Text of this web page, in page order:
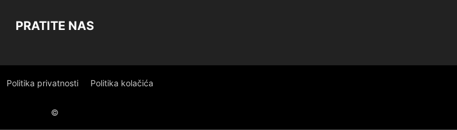
PRATITE NAS
Politika privatnosti Politika kolačića
©